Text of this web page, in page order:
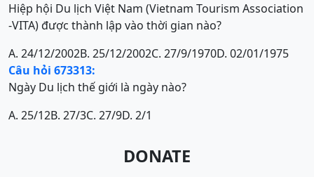
Hiệp hội Du lịch Việt Nam (Vietnam Tourism Association
-VITA) được thành lập vào thời gian nào?
A. 24/12/2002B. 25/12/2002C. 27/9/1970D. 02/01/1975
Câu hỏi 673313:
Ngày Du lịch thế giới là ngày nào?
A. 25/12B. 27/3C. 27/9D. 2/1
DONATE